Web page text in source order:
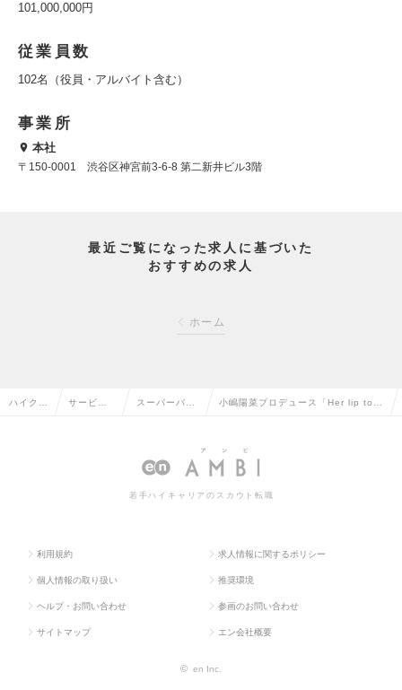
101,000,000円
従業員数
102名（役員・アルバイト含む）
事業所
本社
〒150-0001 渋谷区神宮前3-6-8 第二新井ビル3階
最近ご覧になった求人に基づいた
おすすめの求人
ホーム
ハイクラ サービ スーパーバイ
転職
小嶋陽菜プロデュース「Her lip to B
求人情報
若手ハイキャリアのスカウト転職
利用規約 求人情報に関するポリシー
個人情報の取り扱い 推奨環境
ヘルプ・お問い合わせ 参画のお問い合わせ
サイトマップ エン会社概要
© en Inc.